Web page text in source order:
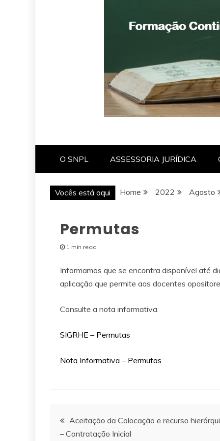
O SNPL ASSESSORIA JURÍDICA
Vocês está aqui Home 2022 Agosto
Permutas
1 min read
Informamos que se encontra disponível até
aplicação que permite aos docentes
Consulte a nota informativa.
SIGRHE – Permutas
Nota Informativa – Permutas
Navegação
Aceitação da Colocação e recurso
– Contratação Inicial